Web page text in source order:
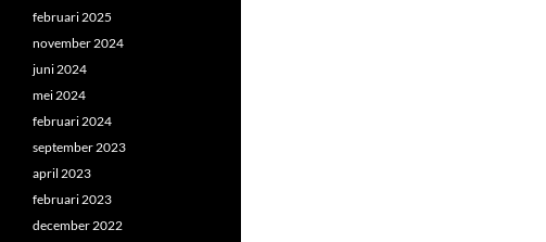
februari 2025
november 2024
juni 2024
mei 2024
februari 2024
september 2023
april 2023
februari 2023
december 2022